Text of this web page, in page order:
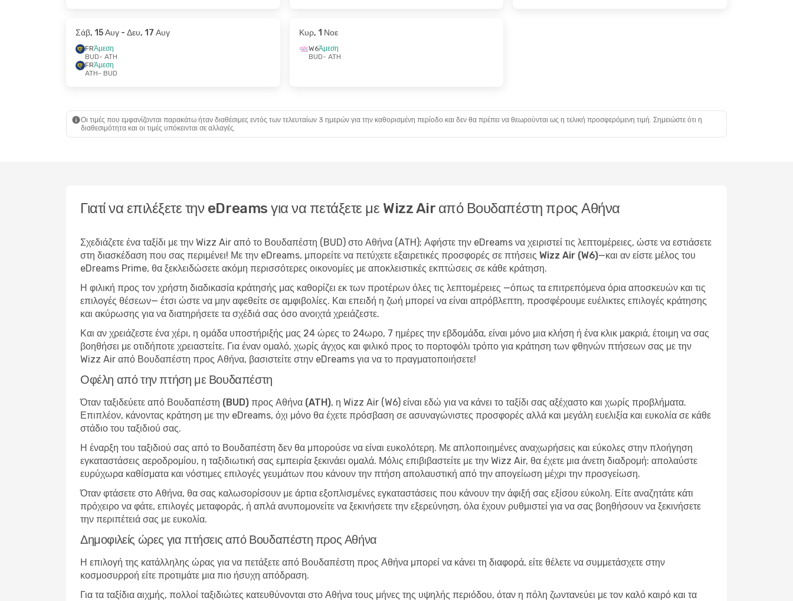
Σάβ, 15 Αυγ - Δευ, 17 Αυγ
FRΆμεση
BUD- ATH
FRΆμεση
ATH- BUD
Κυρ, 1 Νοε
W6Άμεση
BUD- ATH
Οι τιμές που εμφανίζονται παρακάτω ήταν διαθέσιμες εντός των τελευταίων 3 ημερών για την καθορισμένη περίοδο και δεν θα πρέπει να θεωρούνται ως η τελική προσφερόμενη τιμή. Σημειώστε ότι η
διαθεσιμότητα και οι τιμές υπόκεινται σε αλλαγές.
Γιατί να επιλέξετε την eDreams για να πετάξετε με Wizz Air από Βουδαπέστη προς Αθήνα
Σχεδιάζετε ένα ταξίδι με την Wizz Air από το Βουδαπέστη (BUD) στο Αθήνα (ATH); Αφήστε την eDreams να χειριστεί τις λεπτομέρειες, ώστε να εστιάσετε
στη διασκέδαση που σας περιμένει! Με την eDreams, μπορείτε να πετύχετε εξαιρετικές προσφορές σε πτήσεις Wizz Air (W6)—και αν είστε μέλος του
eDreams Prime, θα ξεκλειδώσετε ακόμη περισσότερες οικονομίες με αποκλειστικές εκπτώσεις σε κάθε κράτηση.
Η φιλική προς τον χρήστη διαδικασία κράτησής μας καθορίζει εκ των προτέρων όλες τις λεπτομέρειες —όπως τα επιτρεπόμενα όρια αποσκευών και τις
επιλογές θέσεων— έτσι ώστε να μην αφεθείτε σε αμφιβολίες. Και επειδή η ζωή μπορεί να είναι απρόβλεπτη, προσφέρουμε ευέλικτες επιλογές κράτησης
και ακύρωσης για να διατηρήσετε τα σχέδιά σας όσο ανοιχτά χρειάζεστε.
Και αν χρειάζεστε ένα χέρι, η ομάδα υποστήριξής μας 24 ώρες το 24ωρο, 7 ημέρες την εβδομάδα, είναι μόνο μια κλήση ή ένα κλικ μακριά, έτοιμη να σας
βοηθήσει με οτιδήποτε χρειαστείτε. Για έναν ομαλό, χωρίς άγχος και φιλικό προς το πορτοφόλι τρόπο για κράτηση των φθηνών πτήσεων σας με την
Wizz Air από Βουδαπέστη προς Αθήνα, βασιστείτε στην eDreams για να το πραγματοποιήσετε!
Οφέλη από την πτήση με Βουδαπέστη
Όταν ταξιδεύετε από Βουδαπέστη (BUD) προς Αθήνα (ATH), η Wizz Air (W6) είναι εδώ για να κάνει το ταξίδι σας αξέχαστο και χωρίς προβλήματα.
Επιπλέον, κάνοντας κράτηση με την eDreams, όχι μόνο θα έχετε πρόσβαση σε ασυναγώνιστες προσφορές αλλά και μεγάλη ευελιξία και ευκολία σε κάθε
στάδιο του ταξιδιού σας.
Η έναρξη του ταξιδιού σας από το Βουδαπέστη δεν θα μπορούσε να είναι ευκολότερη. Με απλοποιημένες αναχωρήσεις και εύκολες στην πλοήγηση
εγκαταστάσεις αεροδρομίου, η ταξιδιωτική σας εμπειρία ξεκινάει ομαλά. Μόλις επιβιβαστείτε με την Wizz Air, θα έχετε μια άνετη διαδρομή: απολαύστε
ευρύχωρα καθίσματα και νόστιμες επιλογές γευμάτων που κάνουν την πτήση απολαυστική από την απογείωση μέχρι την προσγείωση.
Όταν φτάσετε στο Αθήνα, θα σας καλωσορίσουν με άρτια εξοπλισμένες εγκαταστάσεις που κάνουν την άφιξή σας εξίσου εύκολη. Είτε αναζητάτε κάτι
πρόχειρο να φάτε, επιλογές μεταφοράς, ή απλά ανυπομονείτε να ξεκινήσετε την εξερεύνηση, όλα έχουν ρυθμιστεί για να σας βοηθήσουν να ξεκινήσετε
την περιπέτειά σας με ευκολία.
Δημοφιλείς ώρες για πτήσεις από Βουδαπέστη προς Αθήνα
Η επιλογή της κατάλληλης ώρας για να πετάξετε από Βουδαπέστη προς Αθήνα μπορεί να κάνει τη διαφορά, είτε θέλετε να συμμετάσχετε στην
κοσμοσυρροή είτε προτιμάτε μια πιο ήσυχη απόδραση.
Για τα ταξίδια αιχμής, πολλοί ταξιδιώτες κατευθύνονται στο Αθήνα τους μήνες της υψηλής περιόδου, όταν η πόλη ζωντανεύει με τον καλό καιρό και τα